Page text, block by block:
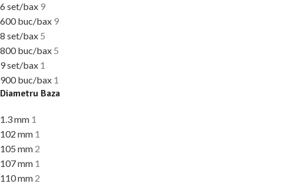
6 set/bax 9
600 buc/bax 9
8 set/bax 5
800 buc/bax 5
9 set/bax 1
900 buc/bax 1
Diametru Baza
1.3 mm 1
102 mm 1
105 mm 2
107 mm 1
110 mm 2